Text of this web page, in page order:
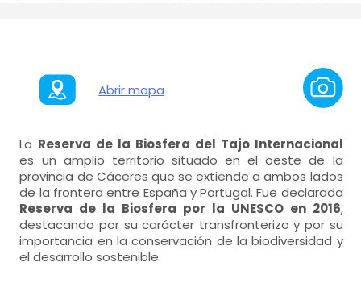
Abrir mapa
La Reserva de la Biosfera del Tajo Internacional
es un amplio territorio situado en el oeste de la
provincia de Cáceres que se extiende a ambos lados
de la frontera entre España y Portugal. Fue declarada
Reserva de la Biosfera por la UNESCO en 2016,
destacando por su carácter transfronterizo y por su
importancia en la conservación de la biodiversidad y
el desarrollo sostenible.